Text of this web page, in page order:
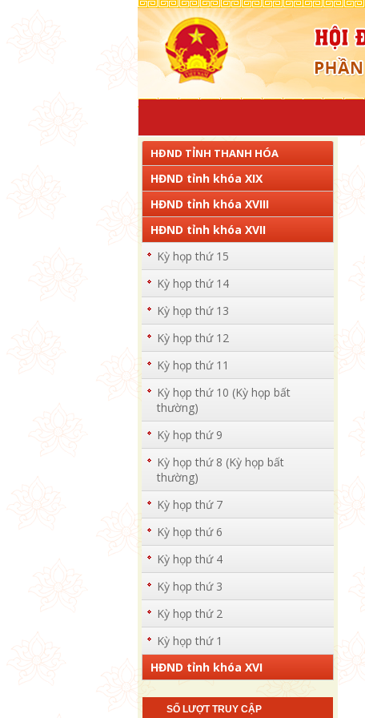
HĐND TỈNH THANH HÓA
HĐND tỉnh khóa XIX
HĐND tỉnh khóa XVIII
HĐND tỉnh khóa XVII
Kỳ họp thứ 15
Kỳ họp thứ 14
Kỳ họp thứ 13
Kỳ họp thứ 12
Kỳ họp thứ 11
Kỳ họp thứ 10 (Kỳ họp bất
thường)
Kỳ họp thứ 9
Kỳ họp thứ 8 (Kỳ họp bất
thường)
Kỳ họp thứ 7
Kỳ họp thứ 6
Kỳ họp thứ 4
Kỳ họp thứ 3
Kỳ họp thứ 2
Kỳ họp thứ 1
HĐND tỉnh khóa XVI
SỐ LƯỢT TRUY CẬP